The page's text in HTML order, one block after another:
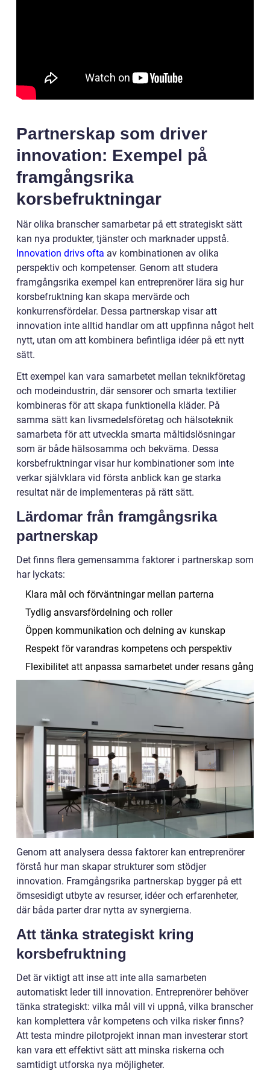
Partnerskap som driver
innovation: Exempel på
framgångsrika
korsbefruktningar
När olika branscher samarbetar på ett strategiskt sätt
kan nya produkter, tjänster och marknader uppstå.
Innovation drivs ofta av kombinationen av olika
perspektiv och kompetenser. Genom att studera
framgångsrika exempel kan entreprenörer lära sig hur
korsbefruktning kan skapa mervärde och
konkurrensfördelar. Dessa partnerskap visar att
innovation inte alltid handlar om att uppfinna något helt
nytt, utan om att kombinera befintliga idéer på ett nytt
sätt.
Ett exempel kan vara samarbetet mellan teknikföretag
och modeindustrin, där sensorer och smarta textilier
kombineras för att skapa funktionella kläder. På
samma sätt kan livsmedelsföretag och hälsoteknik
samarbeta för att utveckla smarta måltidslösningar
som är både hälsosamma och bekväma. Dessa
korsbefruktningar visar hur kombinationer som inte
verkar självklara vid första anblick kan ge starka
resultat när de implementeras på rätt sätt.
Lärdomar från framgångsrika
partnerskap
Det finns flera gemensamma faktorer i partnerskap som
har lyckats:
Klara mål och förväntningar mellan parterna
Tydlig ansvarsfördelning och roller
Öppen kommunikation och delning av kunskap
Respekt för varandras kompetens och perspektiv
Flexibilitet att anpassa samarbetet under resans gång
Genom att analysera dessa faktorer kan entreprenörer
förstå hur man skapar strukturer som stödjer
innovation. Framgångsrika partnerskap bygger på ett
ömsesidigt utbyte av resurser, idéer och erfarenheter,
där båda parter drar nytta av synergierna.
Att tänka strategiskt kring
korsbefruktning
Det är viktigt att inse att inte alla samarbeten
automatiskt leder till innovation. Entreprenörer behöver
tänka strategiskt: vilka mål vill vi uppnå, vilka branscher
kan komplettera vår kompetens och vilka risker finns?
Att testa mindre pilotprojekt innan man investerar stort
kan vara ett effektivt sätt att minska riskerna och
samtidigt utforska nya möjligheter.